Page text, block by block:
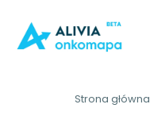
Strona główna